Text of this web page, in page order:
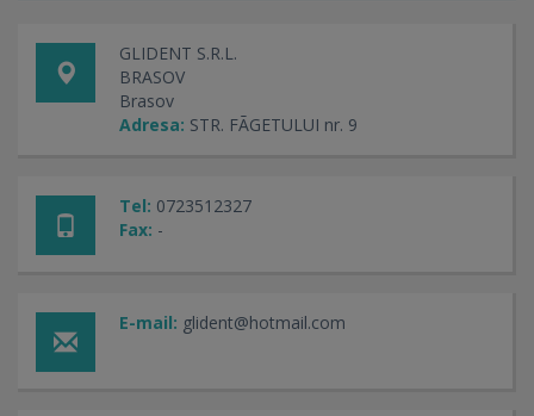
GLIDENT S.R.L.
BRASOV
Brasov
Adresa: STR. FÃGETULUI nr. 9
Tel: 0723512327
Fax: -
E-mail: glident@hotmail.com